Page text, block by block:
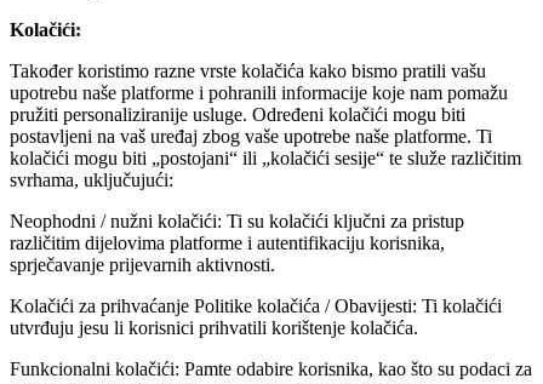
Kolačići:
Također koristimo razne vrste kolačića kako bismo pratili vašu
upotrebu naše platforme i pohranili informacije koje nam pomažu
pružiti personaliziranije usluge. Određeni kolačići mogu biti
postavljeni na vaš uređaj zbog vaše upotrebe naše platforme. Ti
kolačići mogu biti „postojani“ ili „kolačići sesije“ te služe različitim
svrhama, uključujući:
Neophodni / nužni kolačići: Ti su kolačići ključni za pristup
različitim dijelovima platforme i autentifikaciju korisnika,
sprječavanje prijevarnih aktivnosti.
Kolačići za prihvaćanje Politike kolačića / Obavijesti: Ti kolačići
utvrđuju jesu li korisnici prihvatili korištenje kolačića.
Funkcionalni kolačići: Pamte odabire korisnika, kao što su podaci za